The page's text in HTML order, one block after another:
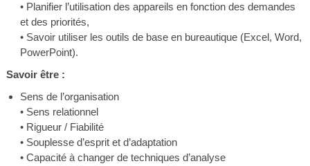
• Planifier l’utilisation des appareils en fonction des demandes
et des priorités,
• Savoir utiliser les outils de base en bureautique (Excel, Word,
PowerPoint).
Savoir être :
Sens de l’organisation
• Sens relationnel
• Rigueur / Fiabilité
• Souplesse d’esprit et d’adaptation
• Capacité à changer de techniques d’analyse